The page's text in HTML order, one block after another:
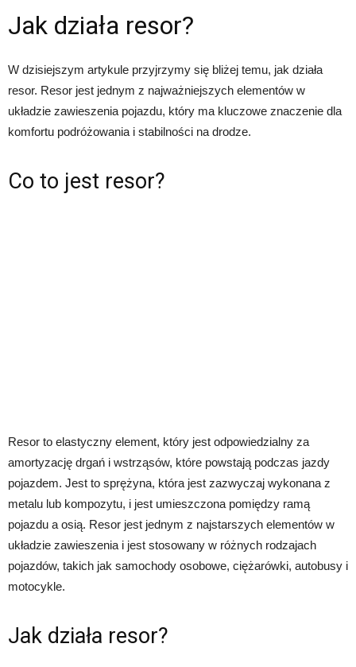
Jak działa resor?
W dzisiejszym artykule przyjrzymy się bliżej temu, jak działa
resor. Resor jest jednym z najważniejszych elementów w
układzie zawieszenia pojazdu, który ma kluczowe znaczenie dla
komfortu podróżowania i stabilności na drodze.
Co to jest resor?
Resor to elastyczny element, który jest odpowiedzialny za
amortyzację drgań i wstrząsów, które powstają podczas jazdy
pojazdem. Jest to sprężyna, która jest zazwyczaj wykonana z
metalu lub kompozytu, i jest umieszczona pomiędzy ramą
pojazdu a osią. Resor jest jednym z najstarszych elementów w
układzie zawieszenia i jest stosowany w różnych rodzajach
pojazdów, takich jak samochody osobowe, ciężarówki, autobusy i
motocykle.
Jak działa resor?